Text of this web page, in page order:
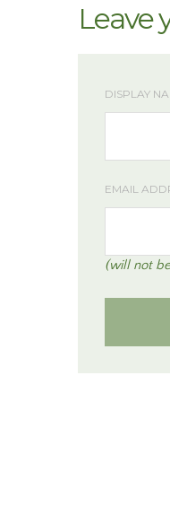
Leave
DISPLAY
EMAIL
(will not